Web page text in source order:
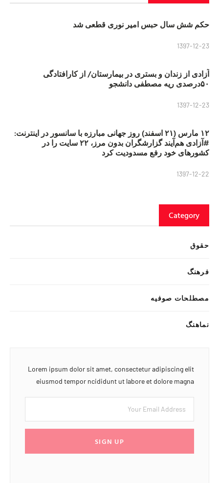
حکم شش سال حبس امیر نوری قطعی شد
1397-12-23
آزادی از زندان و بستری در بیمارستان/ از کارافتادگی
۵۰درصدی ریه مصطفی دانشجو
1397-12-23
۱۲ مارس (۲۱ اسفند) روز جهانی مبارزه با سانسور در اینترنت:
#آزادی هم‌آیند گزارشگران‌ بدون مرز، ۲۲ سایت را در
کشورهای خود رفع مسدودیت کرد
1397-12-22
Category
حقوق
فرهنگ
مصطلحات صوفیه
نماهنگ
Lorem ipsum dolor sit amet, consectetur adipiscing elit
eiusmod tempor ncididunt ut labore et dolore magna
SIGN UP